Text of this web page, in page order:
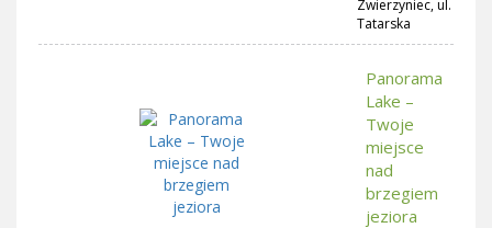
Zwierzyniec, ul.
Tatarska
Panorama
Lake –
Twoje
miejsce
nad
brzegiem
jeziora